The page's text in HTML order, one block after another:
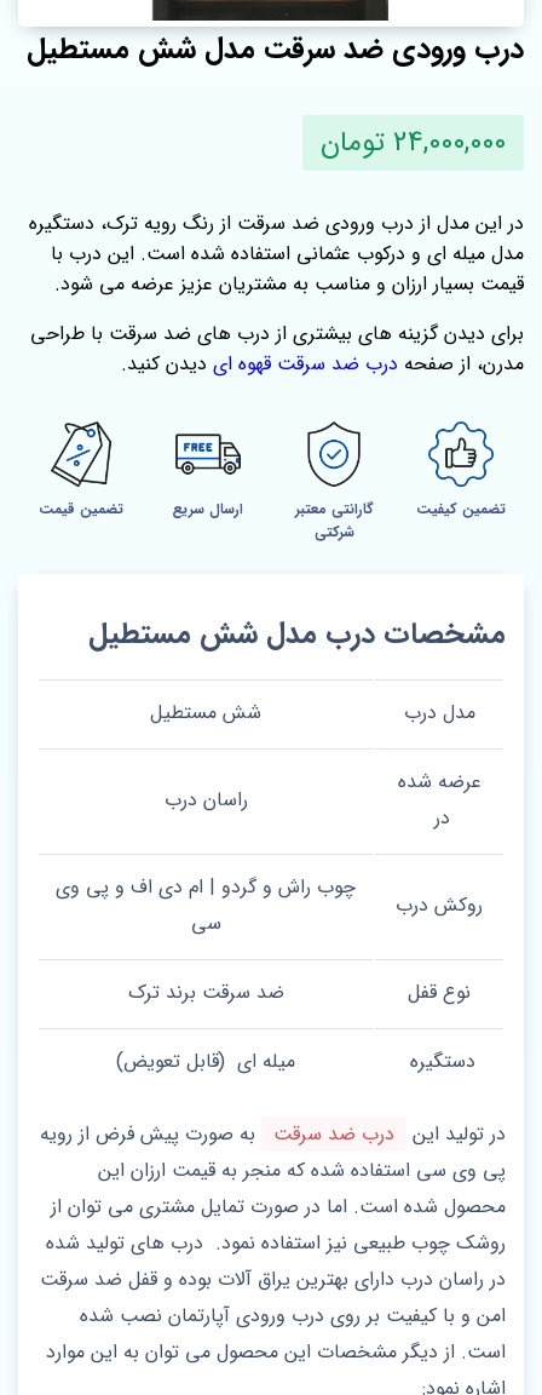
درب ورودی ضد سرقت مدل شش مستطیل
24,000,000 تومان
در این مدل از درب ورودی ضد سرقت از رنگ رویه ترک، دستگیره
مدل میله ای و درکوب عثمانی استفاده شده است. این درب با
قیمت بسیار ارزان و مناسب به مشتریان عزیز عرضه می شود.
برای دیدن گزینه‌ های بیشتری از درب‌ های ضد سرقت با طراحی
مدرن، از صفحه‌ درب ضد سرقت قهوه ای دیدن کنید.
تضمین کیفیت
گارانتی معتبر
شرکتی
ارسال سریع تضمین قیمت
مشخصات درب مدل شش مستطیل
مدل درب شش مستطیل
عرضه شده
در
راسان درب
روکش درب
چوب راش و گردو | ام دی اف و پی وی
سی
نوع قفل ضد سرقت برند ترک
دستگیره میله ای (قابل تعویض)
در تولید این درب ضد سرقت
به صورت پیش فرض از رویه
پی وی سی استفاده شده که منجر به قیمت ارزان این
محصول شده است. اما در صورت تمایل مشتری می توان از
روشک چوب طبیعی نیز استفاده نمود. درب های تولید شده
در راسان درب دارای بهترین یراق آلات بوده و قفل ضد سرقت
امن و با کیفیت بر روی درب ورودی آپارتمان نصب شده
است. از دیگر مشخصات این محصول می توان به این موارد
اشاره نمود: